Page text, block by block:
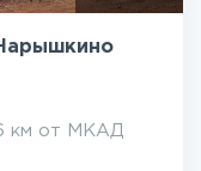
км от МКАД